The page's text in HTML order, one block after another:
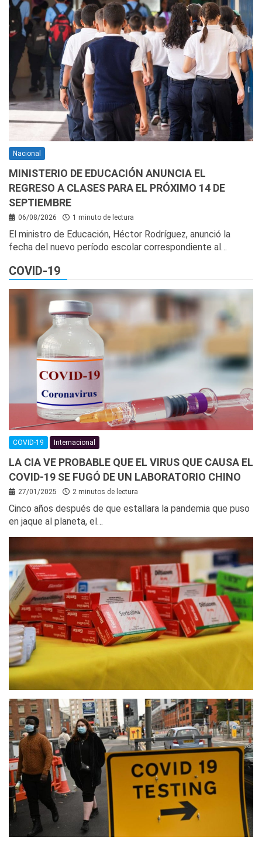
Nacional
MINISTERIO DE EDUCACIÓN ANUNCIA EL
REGRESO A CLASES PARA EL PRÓXIMO 14 DE
SEPTIEMBRE
06/08/2026 1 minuto de lectura
El ministro de Educación, Héctor Rodríguez, anunció la
fecha del nuevo período escolar correspondiente al…
COVID-19
COVID-19 Internacional
LA CIA VE PROBABLE QUE EL VIRUS QUE CAUSA EL
COVID-19 SE FUGÓ DE UN LABORATORIO CHINO
27/01/2025 2 minutos de lectura
Cinco años después de que estallara la pandemia que puso
en jaque al planeta, el…